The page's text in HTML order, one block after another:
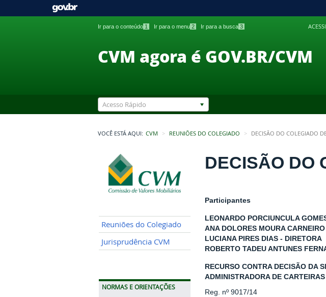
Ir para o conteúdo 1 Ir para o menu 2 Ir para a busca 3
CVM agora é GOV.BR/CVM
Acesso Rápido
VOCÊ ESTÁ AQUI: CVM REUNIÕES DO COLEGIADO DECISÃO DO COLEGIADO
Reuniões do Colegiado
Jurisprudência CVM
NORMAS E ORIENTAÇÕES
DECISÃO DO
Participantes
LEONARDO PORCIUNCULA
ANA DOLORES MOURA
LUCIANA PIRES DIAS - DIRETORA
ROBERTO TADEU ANTUNES
RECURSO CONTRA DECISÃO DA
ADMINISTRADORA DE
Reg. nº 9017/14